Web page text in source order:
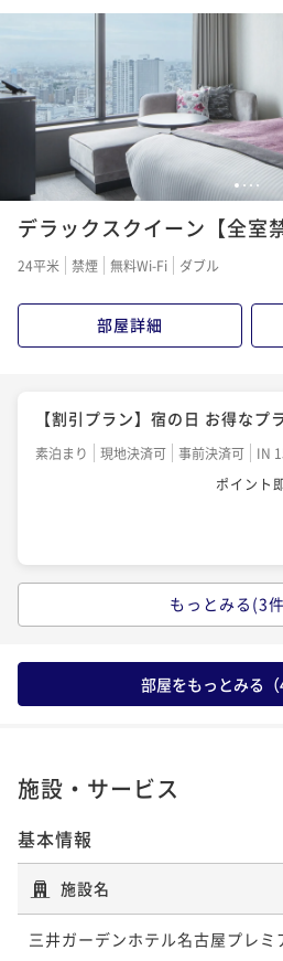
素泊まり 事前決済可
IN 15:00 - 26:00
ポイント
【連泊割】2連泊以上でお得に
朝食付き 事前決済可
IN 15:00 - 26:00
ポイント
朝食付き 現地決済可 事前決済可
IN
ポイント
【早期割】60日以上前の予約で
付＞
朝食付き 事前決済可
IN 15:00 - 26:00
ポイント
しむReluxプラン～朝食付～
朝食付き 事前決済可
IN 15:00 - 26:00
ポイント
【連泊割】2連泊以上でお得にス
素泊まり 事前決済可
IN 15:00 - 26:00
ポイント
IN 15:00 - 26:00
ポイント
【割引プラン】宿の日 お得なプ
朝食付き 現地決済可 事前決済可
IN
しむReluxプラン～朝食付～
朝食付き 事前決済可
IN 15:00 - 26:00
ポイント
1 2 3 4
デラックスクイーン【全室禁
24平米 禁煙 無料Wi-Fi ダブル
部屋詳細
【割引プラン】宿の日 お得なプ
素泊まり 現地決済可 事前決済可
IN
ポイント
―洗練された寛ぎと癒し―名古屋
事前決済可
IN 15:00 - 26:00
ポイント
【割引プラン】宿の日 お得なプ
もっとみる(3
部屋をもっとみる（
施設・サービス
基本情報
施設名
三井ガーデンホテル名古屋プレミ